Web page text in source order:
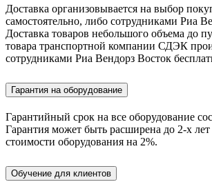
Доставка организовывается на выбор
самостоятельно, либо сотрудниками Риа
Доставка товаров небольшого объема до
товара транспортной компании СДЭК
сотрудниками Риа Вендорз Восток
Гарантия на оборудование
Гарантийный срок на все оборудование
Гарантия может быть расширена до 2-х
стоимости оборудования на 2%.
Обучение для клиентов